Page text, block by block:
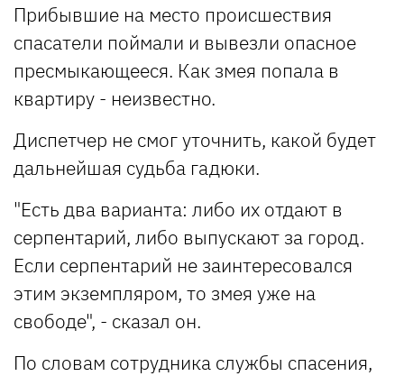
Прибывшие на место происшествия
спасатели поймали и вывезли опасное
пресмыкающееся. Как змея попала в
квартиру - неизвестно.
Диспетчер не смог уточнить, какой будет
дальнейшая судьба гадюки.
"Есть два варианта: либо их отдают в
серпентарий, либо выпускают за город.
Если серпентарий не заинтересовался
этим экземпляром, то змея уже на
свободе", - сказал он.
По словам сотрудника службы спасения,